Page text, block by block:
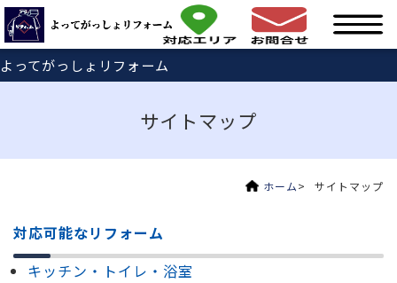
よってがっしょリフォーム
サイトマップ
ホーム サイトマップ
対応可能なリフォーム
キッチン・トイレ・浴室